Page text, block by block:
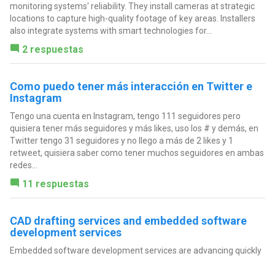
monitoring systems' reliability. They install cameras at strategic
locations to capture high-quality footage of key areas. Installers
also integrate systems with smart technologies for...
2 respuestas
Como puedo tener más interacción en Twitter e
Instagram
Tengo una cuenta en Instagram, tengo 111 seguidores pero
quisiera tener más seguidores y más likes, uso los # y demás, en
Twitter tengo 31 seguidores y no llego a más de 2 likes y 1
retweet, quisiera saber como tener muchos seguidores en ambas
redes...
11 respuestas
CAD drafting services and embedded software
development services
Embedded software development services are advancing quickly